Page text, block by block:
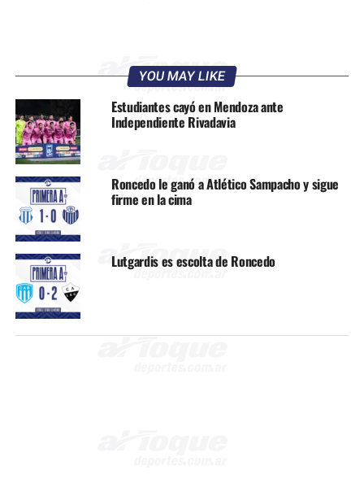
YOU MAY LIKE
Estudiantes cayó en Mendoza ante
Independiente Rivadavia
Roncedo le ganó a Atlético Sampacho y sigue
firme en la cima
Lutgardis es escolta de Roncedo